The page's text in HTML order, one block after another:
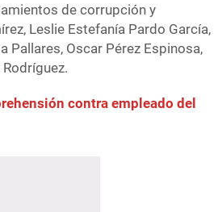
de corrupción y
Leslie Estefanía Pardo García,
Pallares, Oscar Pérez Espinosa,
contra empleado del